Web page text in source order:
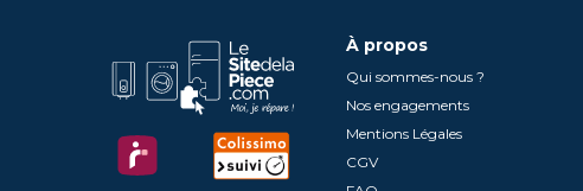
À propos
Qui sommes-nous ?
Nos engagements
Mentions Légales
CGV